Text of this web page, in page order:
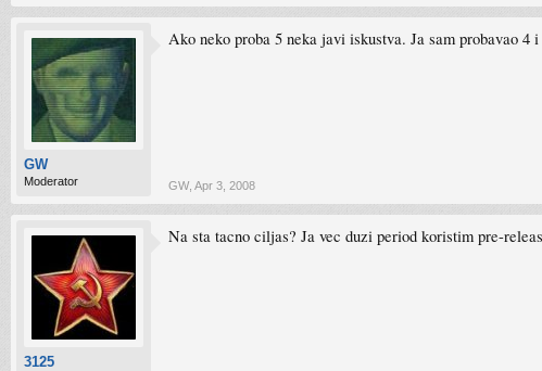
GW
Moderator
Ako neko proba 5 neka javi iskustva. Ja sam probavao 4
GW Apr 3, 2008
3125
Na sta tacno ciljas? Ja vec duzi period koristim pre-